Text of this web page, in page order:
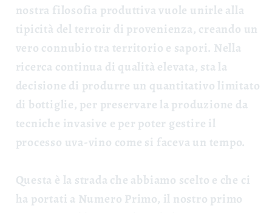
nostra filosofia produttiva vuole unirle alla
tipicità del terroir di provenienza, creando un
vero connubio tra territorio e sapori. Nella
ricerca continua di qualità elevata, sta la
decisione di produrre un quantitativo limitato
di bottiglie, per preservare la produzione da
tecniche invasive e per poter gestire il
processo uva-vino come si faceva un tempo.
Questa è la strada che abbiamo scelto e che ci
ha portati a Numero Primo, il nostro primo